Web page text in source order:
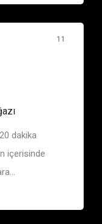
11
Yerler
dakika
içerisinde